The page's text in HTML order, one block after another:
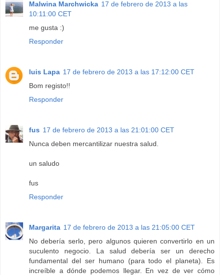
Malwina Marchwicka 17 de febrero de 2013 a las
10:11:00 CET
me gusta :)
Responder
luis Lapa 17 de febrero de 2013 a las 17:12:00 CET
Bom registo!!
Responder
fus 17 de febrero de 2013 a las 21:01:00 CET
Nunca deben mercantilizar nuestra salud.
un saludo
fus
Responder
Margarita 17 de febrero de 2013 a las 21:05:00 CET
No debería serlo, pero algunos quieren convertirlo en un
suculento negocio. La salud debería ser un derecho
fundamental del ser humano (para todo el planeta). Es
increíble a dónde podemos llegar. En vez de ver cómo